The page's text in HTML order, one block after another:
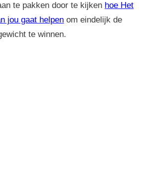
te pakken door te kijken hoe Het
jou gaat helpen om eindelijk de
te winnen.